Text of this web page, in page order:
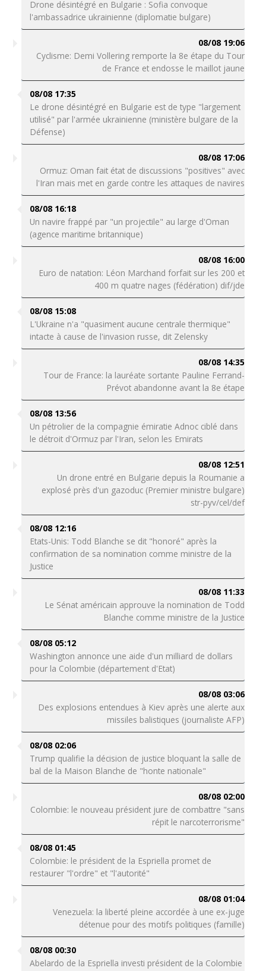
Drone désintégré en Bulgarie : Sofia convoque
l'ambassadrice ukrainienne (diplomatie bulgare)
08/08 19:06
Cyclisme: Demi Vollering remporte la 8e étape du Tour
de France et endosse le maillot jaune
08/08 17:35
Le drone désintégré en Bulgarie est de type "largement
utilisé" par l'armée ukrainienne (ministère bulgare de la
Défense)
08/08 17:06
Ormuz: Oman fait état de discussions "positives" avec
l'Iran mais met en garde contre les attaques de navires
08/08 16:18
Un navire frappé par "un projectile" au large d'Oman
(agence maritime britannique)
08/08 16:00
Euro de natation: Léon Marchand forfait sur les 200 et
400 m quatre nages (fédération) dif/jde
08/08 15:08
L'Ukraine n'a "quasiment aucune centrale thermique"
intacte à cause de l'invasion russe, dit Zelensky
08/08 14:35
Tour de France: la lauréate sortante Pauline Ferrand-
Prévot abandonne avant la 8e étape
08/08 13:56
Un pétrolier de la compagnie émiratie Adnoc ciblé dans
le détroit d'Ormuz par l'Iran, selon les Emirats
08/08 12:51
Un drone entré en Bulgarie depuis la Roumanie a
explosé près d'un gazoduc (Premier ministre bulgare)
str-pyv/cel/def
08/08 12:16
Etats-Unis: Todd Blanche se dit "honoré" après la
confirmation de sa nomination comme ministre de la
Justice
08/08 11:33
Le Sénat américain approuve la nomination de Todd
Blanche comme ministre de la Justice
08/08 05:12
Washington annonce une aide d'un milliard de dollars
pour la Colombie (département d'Etat)
08/08 03:06
Des explosions entendues à Kiev après une alerte aux
missiles balistiques (journaliste AFP)
08/08 02:06
Trump qualifie la décision de justice bloquant la salle de
bal de la Maison Blanche de "honte nationale"
08/08 02:00
Colombie: le nouveau président jure de combattre "sans
répit le narcoterrorisme"
08/08 01:45
Colombie: le président de la Espriella promet de
restaurer "l'ordre" et "l'autorité"
08/08 01:04
Venezuela: la liberté pleine accordée à une ex-juge
détenue pour des motifs politiques (famille)
08/08 00:30
Abelardo de la Espriella investi président de la Colombie